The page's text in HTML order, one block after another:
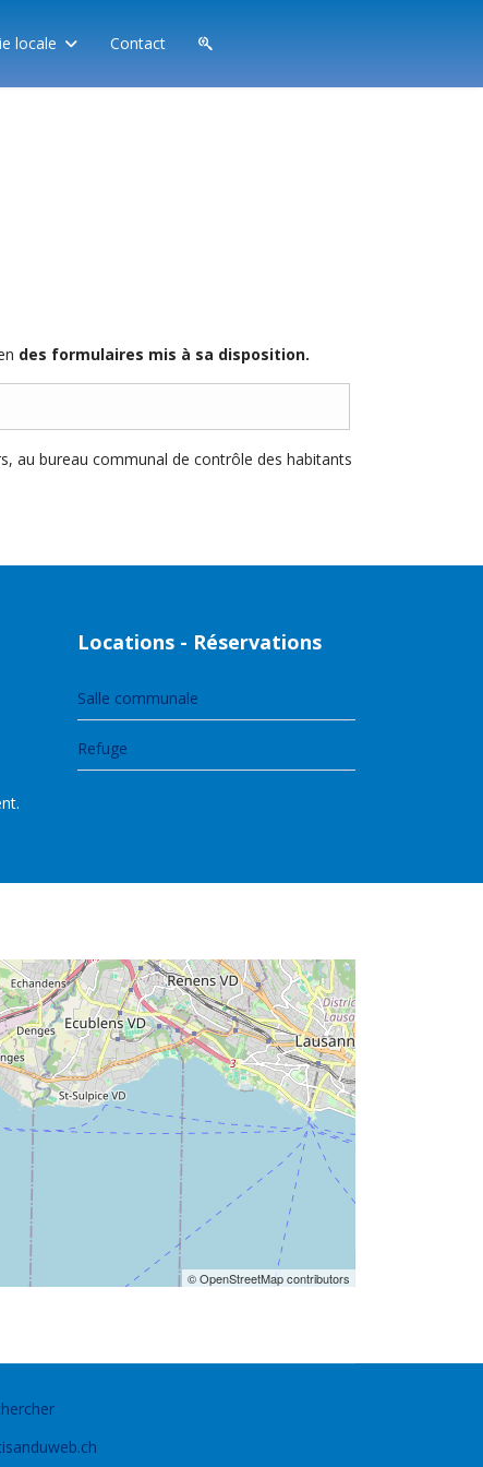
locale Contact
des formulaires mis à sa disposition.
au bureau communal de contrôle des habitants
Locations - Réservations
Salle communale
Refuge
© OpenStreetMap contributors